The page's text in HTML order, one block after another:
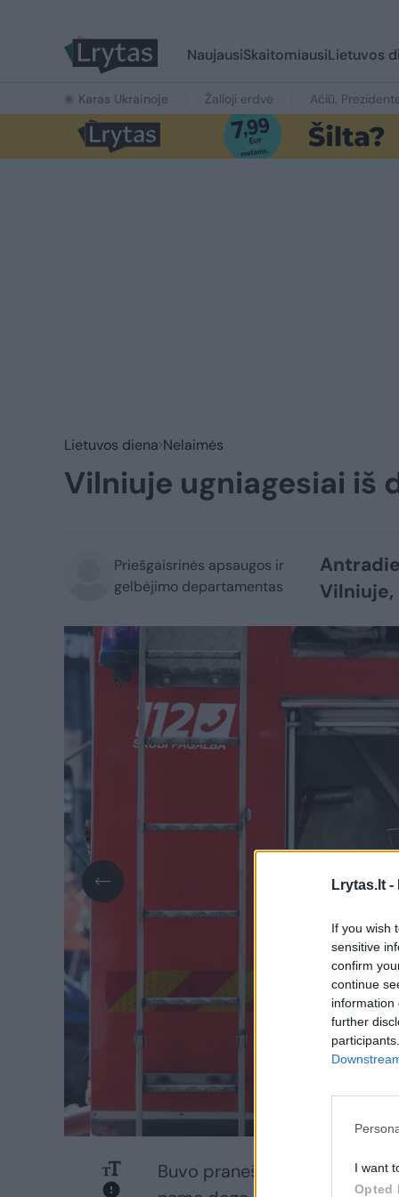
Lrytas.lt -
If you wish
sensitive
confirm
continue
information
further
I want
Opted
NaujausiSkaitomiausiLietuvos
Karas Ukrainoje Žalioji erdvė Ačiū,
Lietuvos diena Nelaimės
Vilniuje ugniagesiai iš
Priešgaisrinės apsaugos ir
gelbėjimo departamentas
Buvo pranešta, kad penkių